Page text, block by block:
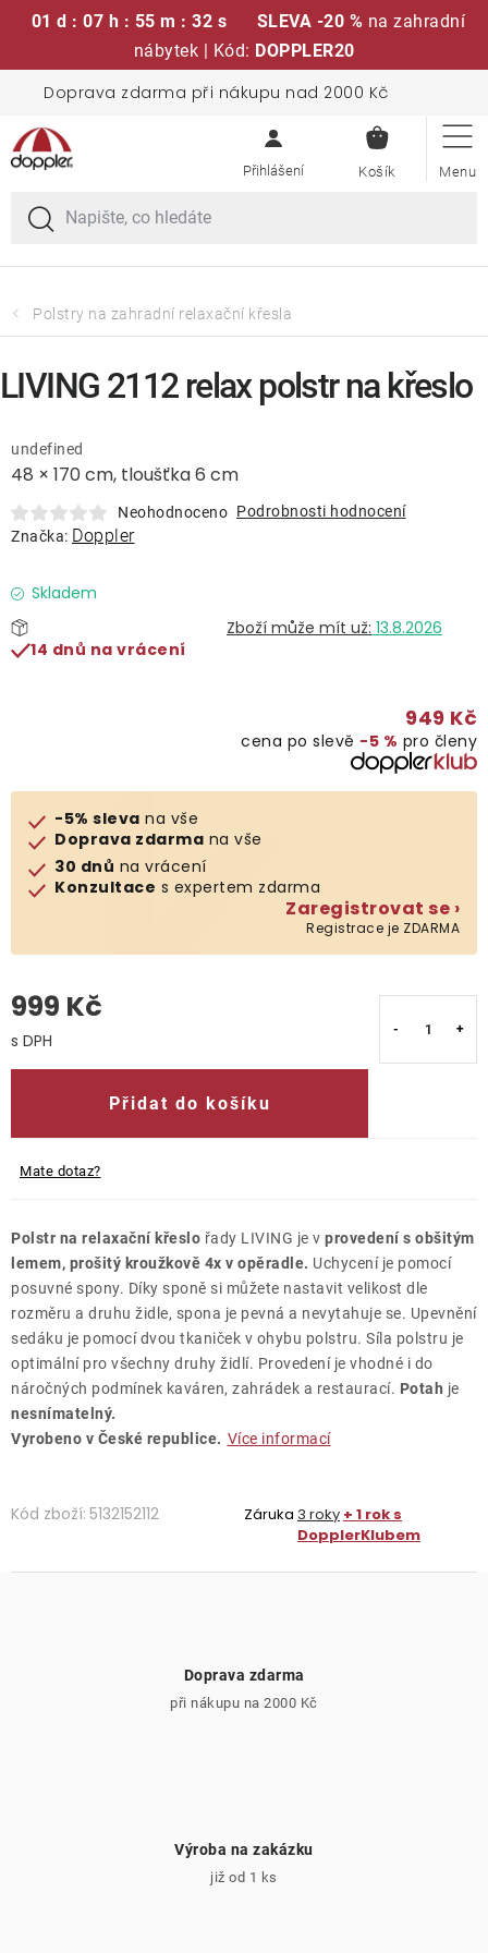
01 d : 07 h : 55 m : 31 s SLEVA -20 % na zahradní
nábytek | Kód: DOPPLER20
obsah
Doprava zdarma při nákupu nad 2000 Kč
KOŠÍK
Sedací soupravy
Slunečníky
Křesla a židle
Prodávané značky
Klub výhod
Naše katalogy
O nás
Kontakty
Polstry na zahradní relaxační křesla
48 × 170 cm, tloušťka 6 cm
undefined
Neohodnoceno Podrobnosti hodnocení
Značka: Doppler
Skladem
13.8.2026
14 dnů na vrácení
949 Kč
cena po slevě −5 % pro členy
-5% sleva na vše
Doprava zdarma na vše
30 dnů na vrácení
Konzultace s expertem zdarma
Zaregistrovat se ›
Registrace je ZDARMA
999 Kč
Přidat do košíku
Mate dotaz?
Polstr na relaxační křeslo řady LIVING je v provedení s obšitým
lemem, prošitý kroužkově 4x v opěradle. Uchycení je pomocí
posuvné spony. Díky sponě si můžete nastavit velikost dle
rozměru a druhu židle, spona je pevná a nevytahuje se. Upevnění
sedáku je pomocí dvou tkaniček v ohybu polstru. Síla polstru je
optimální pro všechny druhy židlí. Provedení je vhodné i do
náročných podmínek kaváren, zahrádek a restaurací. Potah je
nesnímatelný.
Vyrobeno v České republice. Více informací
Kód zboží: 5132152112 Záruka 3 roky + 1 rok s
DopplerKlubem
LIVING 2112 relax polstr na křeslo
Doprava zdarma
při nákupu na 2000 Kč
Výroba na zakázku
již od 1 ks